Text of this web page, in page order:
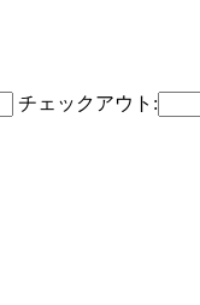
チェックアウト: